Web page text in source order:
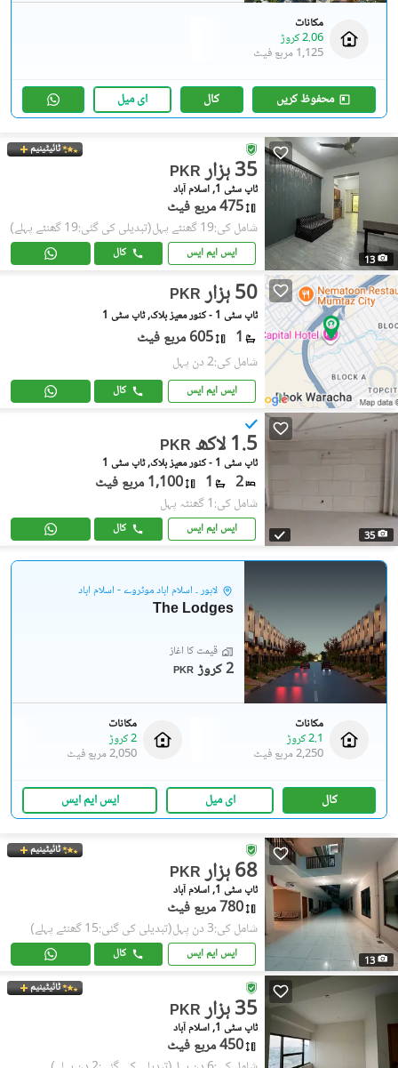
مکانات
2.06 کروڑ
1,125 مربع فیٹ
محفوظ کریں کال ای میل
13
ٹائیٹینیم
PKR 35 ہزار
ٹاپ سٹی 1, اسلام آباد
475 مربع فیٹ
شامل کی:19 گھنٹے پہل (تبدیلی کی گئی:19 گھنٹے پہلے)
ایس ایم ایس کال
PKR 50 ہزار
ٹاپ سٹی 1 - کنور معیز بلاک, ٹاپ سٹی 1
1 605 مربع فیٹ
شامل کی:2 دن پہل
ایس ایم ایس کال
35
PKR 1.5 لاکھ
ٹاپ سٹی 1 - کنور معیز بلاک, ٹاپ سٹی 1
2
1 1,100 مربع فیٹ
شامل کی:1 گھنٹہ پہل
ایس ایم ایس کال
لاہور ۔ اسلام آباد موٹروے - اسلام آباد
The Lodges
قیمت کا آغاز
PKR 2 کروڑ
مکانات
2.1 کروڑ
2,250 مربع فیٹ
مکانات
2 کروڑ
2,050 مربع فیٹ
کال ای میل ایس ایم ایس
13
ٹائیٹینیم
PKR 68 ہزار
ٹاپ سٹی 1, اسلام آباد
780 مربع فیٹ
شامل کی:3 دن پہل (تبدیلی کی گئی:15 گھنٹے پہلے)
ایس ایم ایس کال
ٹائیٹینیم
PKR 35 ہزار
ٹاپ سٹی 1, اسلام آباد
450 مربع فیٹ